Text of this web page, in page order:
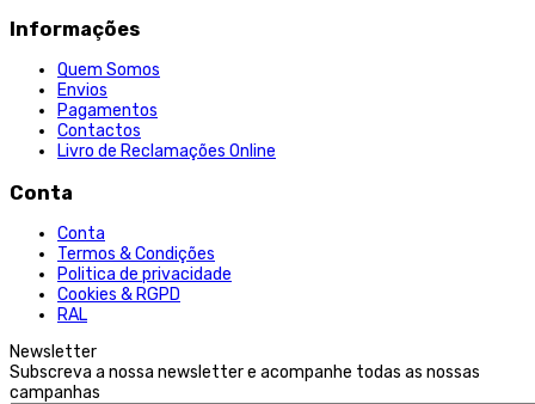
Informações
Quem Somos
Envios
Pagamentos
Contactos
Livro de Reclamações Online
Conta
Conta
Termos & Condições
Politica de privacidade
Cookies & RGPD
RAL
Newsletter
Subscreva a nossa newsletter e acompanhe todas as nossas
campanhas